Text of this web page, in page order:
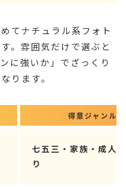
てナチュラル系フォト
。雰囲気だけで選ぶと
に強いか」でざっくり
ります。
得意ジャンル
七五三・家族・成人
り